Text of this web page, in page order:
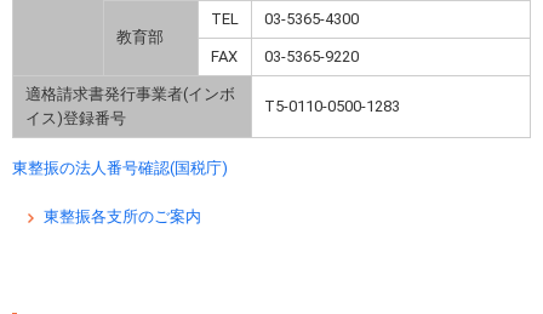
教育部
TEL 03-5365-4300
FAX 03-5365-9220
適格請求書発行事業者(インボ
イス)登録番号
T5-0110-0500-1283
東整振の法人番号確認(国税庁)
東整振各支所のご案内